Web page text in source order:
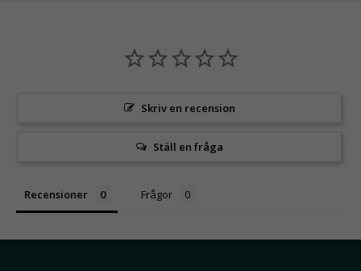
Skriv en recension
Ställ en fråga
Recensioner Frågor